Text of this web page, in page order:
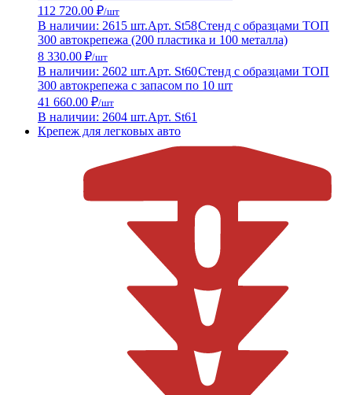
112 720.00 ₽/шт
В наличии: 2615 шт.Арт. St58Стенд с образцами ТОП
300 автокрепежа (200 пластика и 100 металла)
8 330.00 ₽/шт
В наличии: 2602 шт.Арт. St60Стенд с образцами ТОП
300 автокрепежа с запасом по 10 шт
41 660.00 ₽/шт
В наличии: 2604 шт.Арт. St61
Крепеж для легковых авто